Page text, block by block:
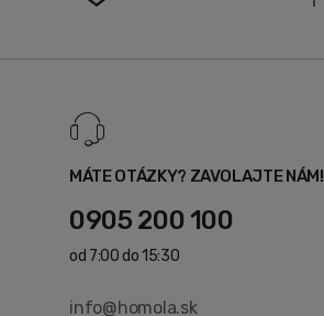
MÁTE OTÁZKY? ZAVOLAJTE NÁM!
0905 200 100
od 7:00 do 15:30
info@homola.sk